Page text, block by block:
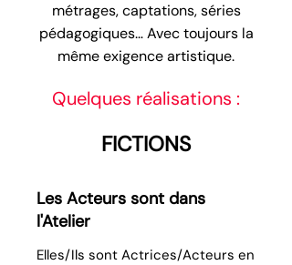
métrages, captations, séries
pédagogiques… Avec toujours la
même exigence artistique.
Quelques réalisations :
FICTIONS
Les Acteurs sont dans
l'Atelier
Elles/Ils sont Actrices/Acteurs en